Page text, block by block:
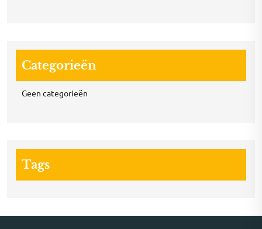
Categorieën
Geen categorieën
Tags